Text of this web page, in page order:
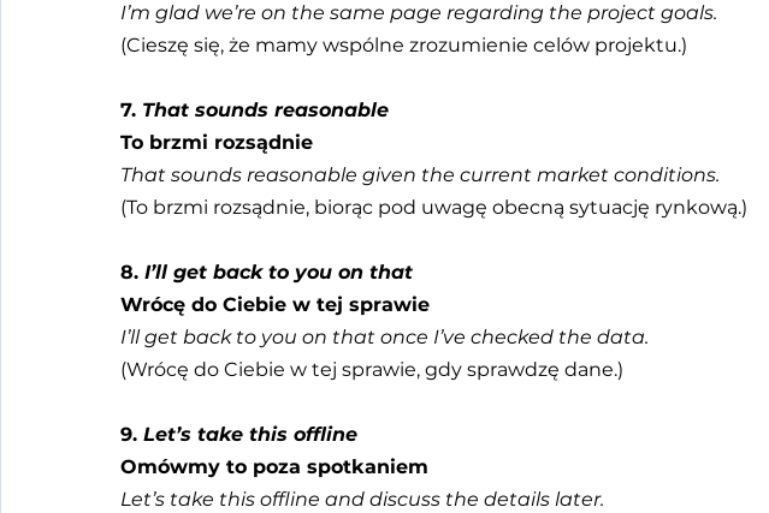
I’m glad we’re on the same page regarding the project goals.
(Cieszę się, że mamy wspólne zrozumienie celów projektu.)
7. That sounds reasonable
To brzmi rozsądnie
That sounds reasonable given the current market conditions.
(To brzmi rozsądnie, biorąc pod uwagę obecną sytuację rynkową.)
8. I’ll get back to you on that
Wrócę do Ciebie w tej sprawie
I’ll get back to you on that once I’ve checked the data.
(Wrócę do Ciebie w tej sprawie, gdy sprawdzę dane.)
9. Let’s take this offline
Omówmy to poza spotkaniem
Let’s take this offline and discuss the details later.